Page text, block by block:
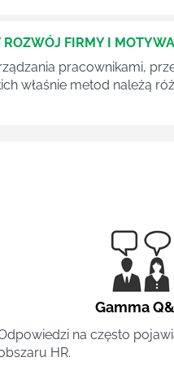
FIRMY I
pracownikami,
właśnie metod należą
Gamma
na często
HR.